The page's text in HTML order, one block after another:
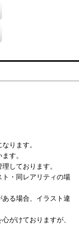
ります。
す。
しております。
・同レアリティの場
る場合、イラスト違
がけておりますが、